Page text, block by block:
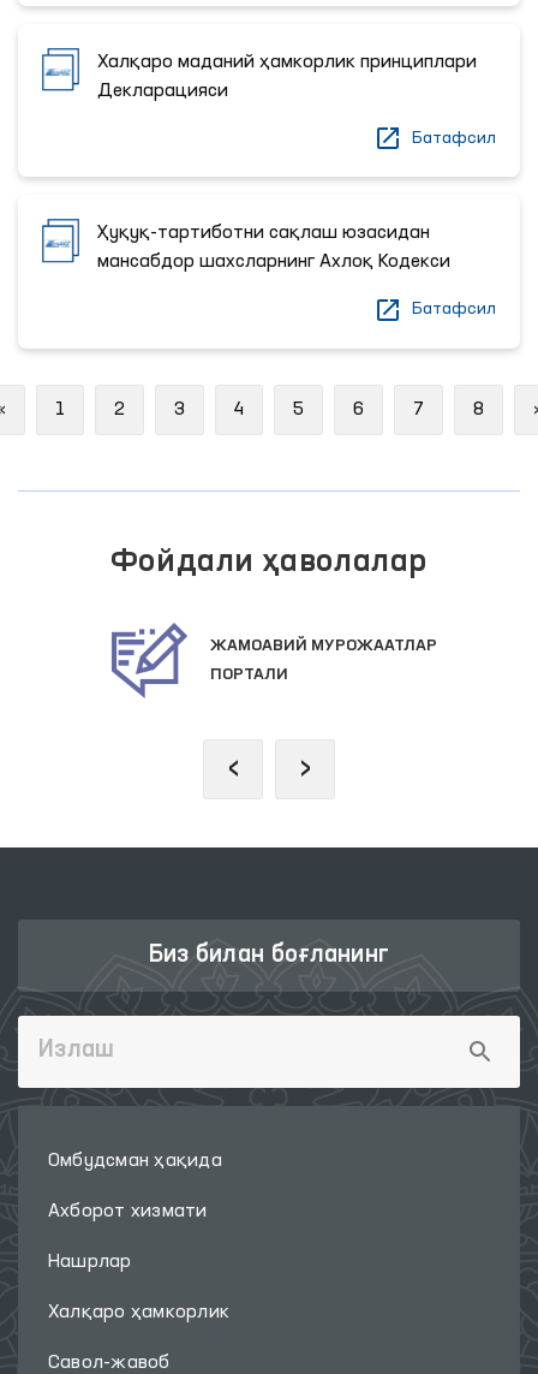
Халқаро маданий ҳамкорлик принциплари
Декларацияси
Батафсил
Ҳуқуқ-тартиботни сақлаш юзасидан
мансабдор шахсларнинг Ахлоқ Кодекси
Батафсил
Previous
1 2 3 4 5 6 7 8
Фойдали ҳаволалар
ЖАМОАВИЙ МУРОЖААТЛАР
ПОРТАЛИ
‹ ›
Биз билан боғланинг
Омбудсман ҳақида
Ахборот хизмати
Нашрлар
Халқаро ҳамкорлик
Савол-жавоб